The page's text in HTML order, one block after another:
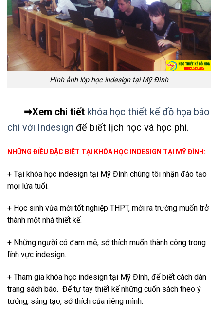
Hình ảnh lớp học indesign tại Mỹ Đình
➡Xem chi tiết khóa học thiết kế đồ họa báo
chí với Indesign để biết lịch học và học phí.
NHỮNG ĐIỀU ĐẶC BIỆT TẠI KHÓA HỌC INDESIGN TẠI MỸ ĐÌNH:
+ Tại khóa học indesign tại Mỹ Đình chúng tôi nhận đào tạo
mọi lứa tuổi.
+ Học sinh vừa mới tốt nghiệp THPT, mới ra trường muốn trở
thành một nhà thiết kế.
+ Những người có đam mê, sở thích muốn thành công trong
lĩnh vực indesign.
+ Tham gia khóa học indesign tại Mỹ Đình, để biết cách dàn
trang sách báo. Để tự tay thiết kế những cuốn sách theo ý
tưởng, sáng tạo, sở thích của riêng mình.